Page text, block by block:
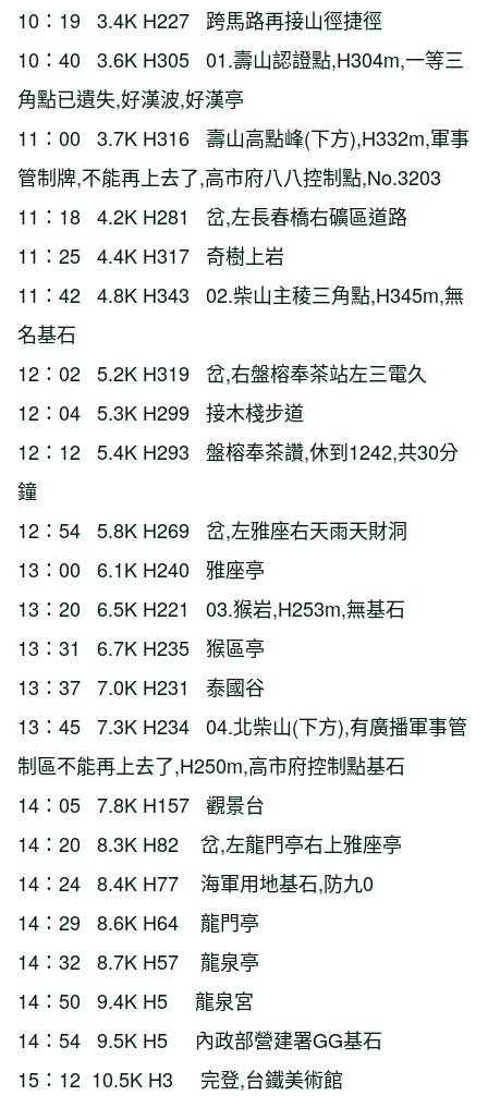
10：19 3.4K H227 跨馬路再接山徑捷徑
10：40 3.6K H305 01.壽山認證點,H304m,一等三
角點已遺失,好漢波,好漢亭
11：00 3.7K H316 壽山高點峰(下方),H332m,軍事
管制牌,不能再上去了,高市府八八控制點,No.3203
11：18 4.2K H281 岔,左長春橋右礦區道路
11：25 4.4K H317 奇樹上岩
11：42 4.8K H343 02.柴山主稜三角點,H345m,無
名基石
12：02 5.2K H319 岔,右盤榕奉茶站左三電久
12：04 5.3K H299 接木棧步道
12：12 5.4K H293 盤榕奉茶讚,休到1242,共30分
鐘
12：54 5.8K H269 岔,左雅座右天雨天財洞
13：00 6.1K H240 雅座亭
13：20 6.5K H221 03.猴岩,H253m,無基石
13：31 6.7K H235 猴區亭
13：37 7.0K H231 泰國谷
13：45 7.3K H234 04.北柴山(下方),有廣播軍事管
制區不能再上去了,H250m,高市府控制點基石
14：05 7.8K H157 觀景台
14：20 8.3K H82 岔,左龍門亭右上雅座亭
14：24 8.4K H77 海軍用地基石,防九0
14：29 8.6K H64 龍門亭
14：32 8.7K H57 龍泉亭
14：50 9.4K H5 龍泉宮
14：54 9.5K H5 內政部營建署GG基石
15：12 10.5K H3 完登,台鐵美術館